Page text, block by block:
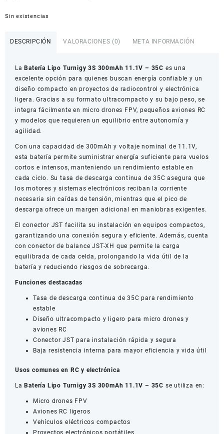
Sin existencias
DESCRIPCIÓN VALORACIONES (0) META INFORMACIÓN
La Batería Lipo Turnigy 3S 300mAh 11.1V – 35C es una
excelente opción para quienes buscan energía confiable y un
diseño compacto en proyectos de radiocontrol y electrónica
ligera. Gracias a su formato ultracompacto y su bajo peso, se
integra fácilmente en micro drones FPV, pequeños aviones RC
y modelos que requieren un equilibrio entre autonomía y
agilidad.
Con una capacidad de 300mAh y voltaje nominal de 11.1V,
esta batería permite suministrar energía suficiente para vuelos
cortos e intensos, manteniendo un rendimiento estable en
cada ciclo. Su tasa de descarga continua de 35C asegura que
los motores y sistemas electrónicos reciban la corriente
necesaria sin caídas de tensión, mientras que el pico de
descarga ofrece un margen adicional en maniobras exigentes.
El conector JST facilita su instalación en equipos compactos,
garantizando una conexión segura y eficiente. Además, cuenta
con conector de balance JST-XH que permite la carga
equilibrada de cada celda, prolongando la vida útil de la
batería y reduciendo riesgos de sobrecarga.
Funciones destacadas
Tasa de descarga continua de 35C para rendimiento
estable
Diseño ultracompacto y ligero para micro drones y
aviones RC
Conector JST para instalación rápida y segura
Baja resistencia interna para mayor eficiencia y vida útil
Usos comunes en RC y electrónica
La Batería Lipo Turnigy 3S 300mAh 11.1V – 35C se utiliza en:
Micro drones FPV
Aviones RC ligeros
Vehículos eléctricos compactos